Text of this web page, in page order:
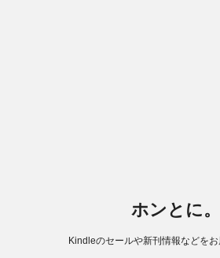
ホンとに。
Kindleのセールや新刊情報などを